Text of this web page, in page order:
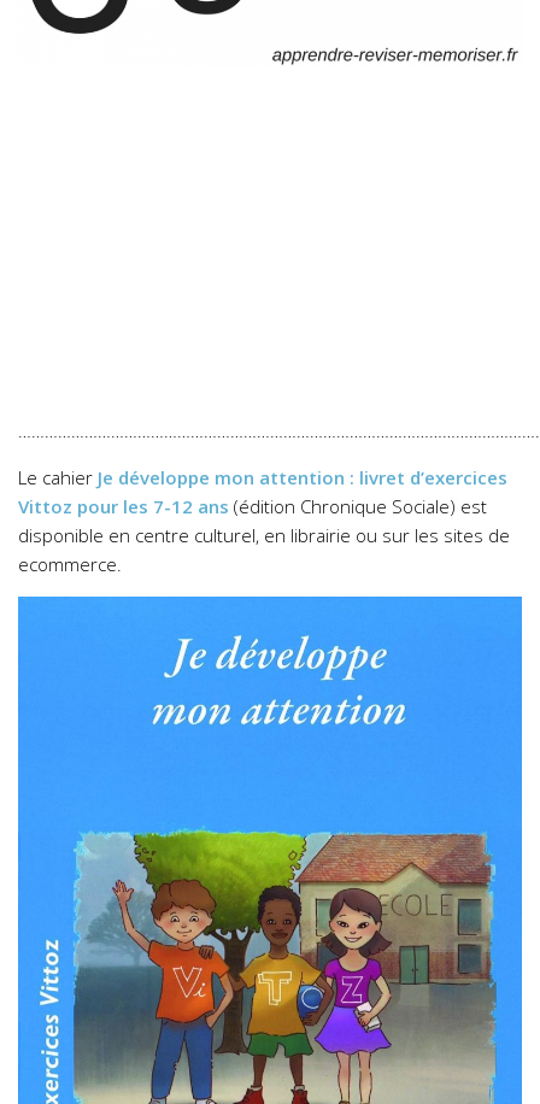
Le cahier Je développe mon attention : livret d’exercices
Vittoz pour les 7-12 ans (édition Chronique Sociale) est
disponible en centre culturel, en librairie ou sur les sites de
ecommerce.